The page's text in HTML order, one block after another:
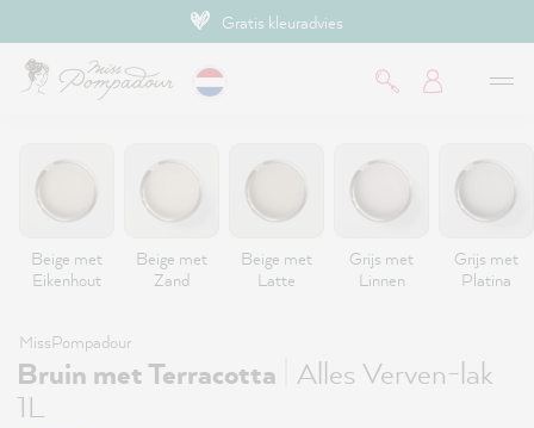
Gratis kleuradvies
Beige met
Eikenhout
Beige met
Zand
Beige met
Latte
Grijs met
Linnen
Grijs met
Platina
MissPompadour
Bruin met Terracotta Alles Verven-lak
1L